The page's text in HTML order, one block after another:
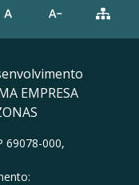
EMPRESA
69078-000,